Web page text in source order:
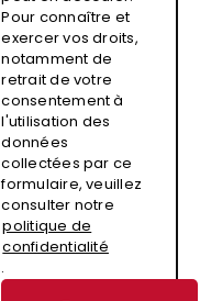
Pour connaître et
exercer vos droits,
notamment de
retrait de votre
consentement à
l'utilisation des
données
collectées par ce
formulaire, veuillez
consulter notre
politique de
confidentialité
.